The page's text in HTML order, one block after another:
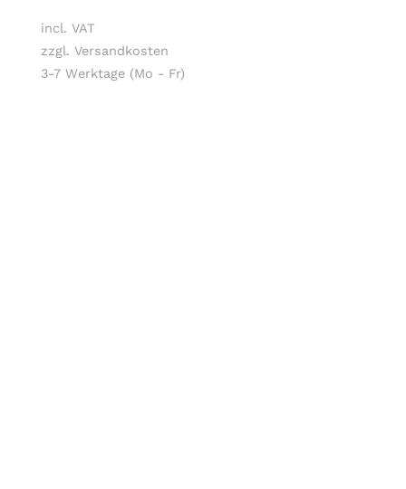
incl. VAT
zzgl. Versandkosten
3-7 Werktage (Mo - Fr)